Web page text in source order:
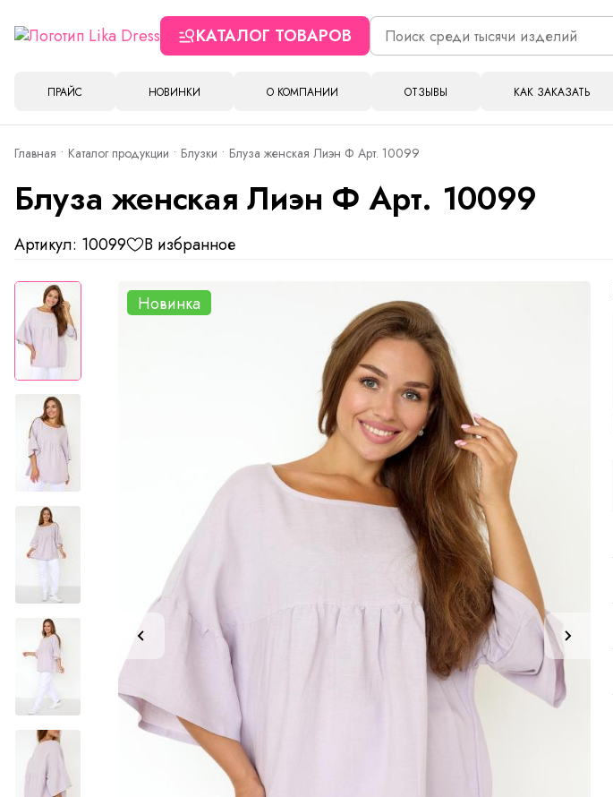
КАТАЛОГ ТОВАРОВ
ПРАЙС НОВИНКИ О КОМПАНИИ ОТЗЫВЫ КАК ЗАКАЗАТЬ
Главная Каталог продукции Блузки Блуза женская Лиэн Ф Арт. 10099
Блуза женская Лиэн Ф Арт. 10099
Артикул: 10099 В избранное
Новинка